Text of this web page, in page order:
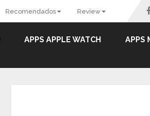
Recomendados Review
APPS APPLE WATCH APPS